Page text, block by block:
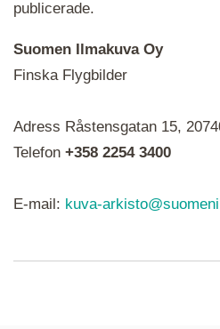
ikoner är det en serie i
syns som nålar istället.
publicerade.
Suomen Ilmakuva Oy
Finska Flygbilder
Adress Råstensgatan 15,
Telefon +358 2254 3400
E-mail: kuva-